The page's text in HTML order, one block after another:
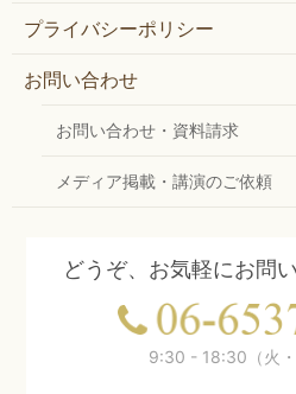
プライバシーポリシー
お問い合わせ
お問い合わせ・資料請求
メディア掲載・講演のご依頼
どうぞ、お気軽にお問
9:30 - 18:30（火・